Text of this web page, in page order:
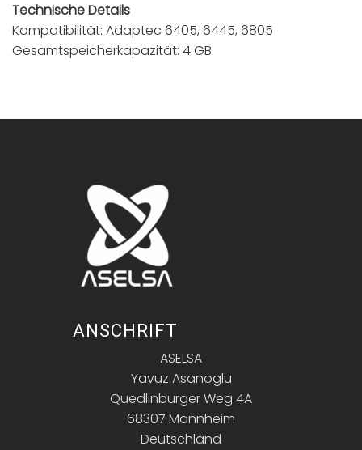
Technische Details
Kompatibilität: Adaptec 6405, 6445, 6805
Gesamtspeicherkapazität: 4 GB
ANSCHRIFT
ASELSA
Yavuz Asanoglu
Quedlinburger Weg 4A
68307 Mannheim
Deutschland